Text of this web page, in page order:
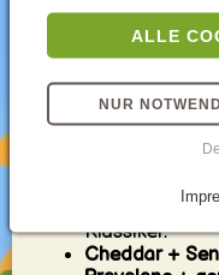
Focaccia:
„luxuriöser“.
Baguette:
Aroma-
funktionieren
Pesto +
Klassiker.
Cheddar +
ALLE
NUR